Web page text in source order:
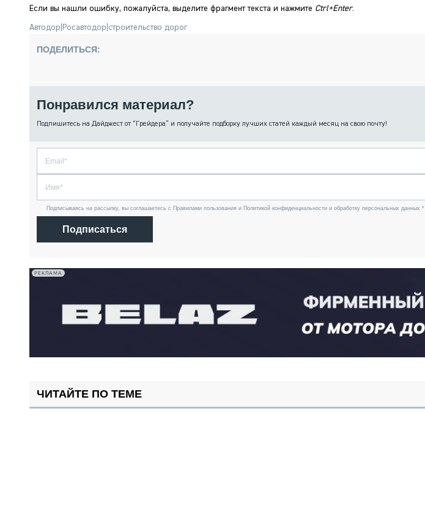
Если вы нашли ошибку, пожалуйста, выделите фрагмент текста и нажмите Ctrl+Enter.
Автодор Росавтодор строительство дорог
ПОДЕЛИТЬСЯ:
Понравился материал?
Подпишитесь на Дайджест от “Грейдера” и получайте подборку лучших статей каждый месяц на свою почту!
Подписываясь на рассылку, вы соглашаетесь с Правилами пользования и Политикой конфиденциальности и обработку персональных данных *
Подписаться
РЕКЛАМА
ЧИТАЙТЕ ПО ТЕМЕ